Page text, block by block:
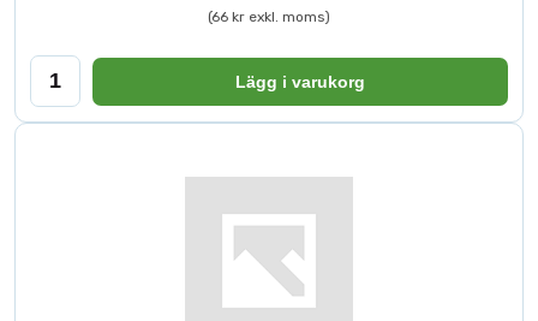
(66 kr exkl. moms)
Lägg i varukorg